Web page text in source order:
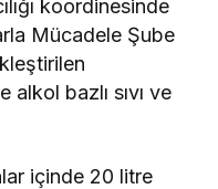
koordinesinde
Mücadele Şube
bazlı sıvı ve
içinde 20 litre